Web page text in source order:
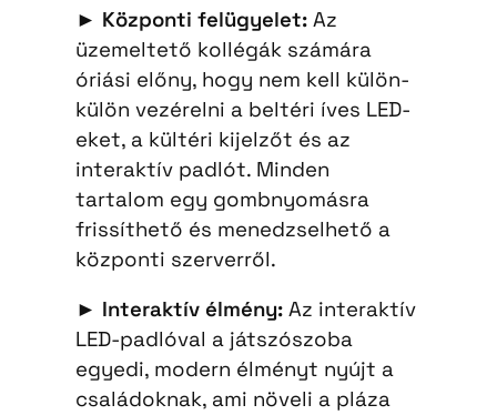
► Központi felügyelet: Az
üzemeltető kollégák számára
óriási előny, hogy nem kell külön-
külön vezérelni a beltéri íves LED-
eket, a kültéri kijelzőt és az
interaktív padlót. Minden
tartalom egy gombnyomásra
frissíthető és menedzselhető a
központi szerverről.
► Interaktív élmény: Az interaktív
LED-padlóval a játszószoba
egyedi, modern élményt nyújt a
családoknak, ami növeli a pláza